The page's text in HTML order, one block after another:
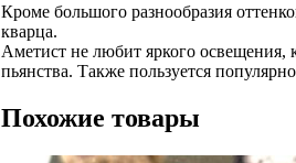
Кроме большого разнообразия
кварца.
Аметист не любит яркого освещения,
пьянства. Также пользуется
Похожие товары